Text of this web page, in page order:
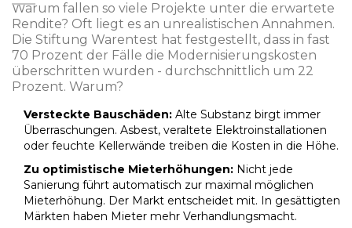
Warum fallen so viele Projekte unter die erwartete
Rendite? Oft liegt es an unrealistischen Annahmen.
Die Stiftung Warentest hat festgestellt, dass in fast
70 Prozent der Fälle die Modernisierungskosten
überschritten wurden - durchschnittlich um 22
Prozent. Warum?
Versteckte Bauschäden: Alte Substanz birgt immer
Überraschungen. Asbest, veraltete Elektroinstallationen
oder feuchte Kellerwände treiben die Kosten in die Höhe.
Zu optimistische Mieterhöhungen: Nicht jede
Sanierung führt automatisch zur maximal möglichen
Mieterhöhung. Der Markt entscheidet mit. In gesättigten
Märkten haben Mieter mehr Verhandlungsmacht.